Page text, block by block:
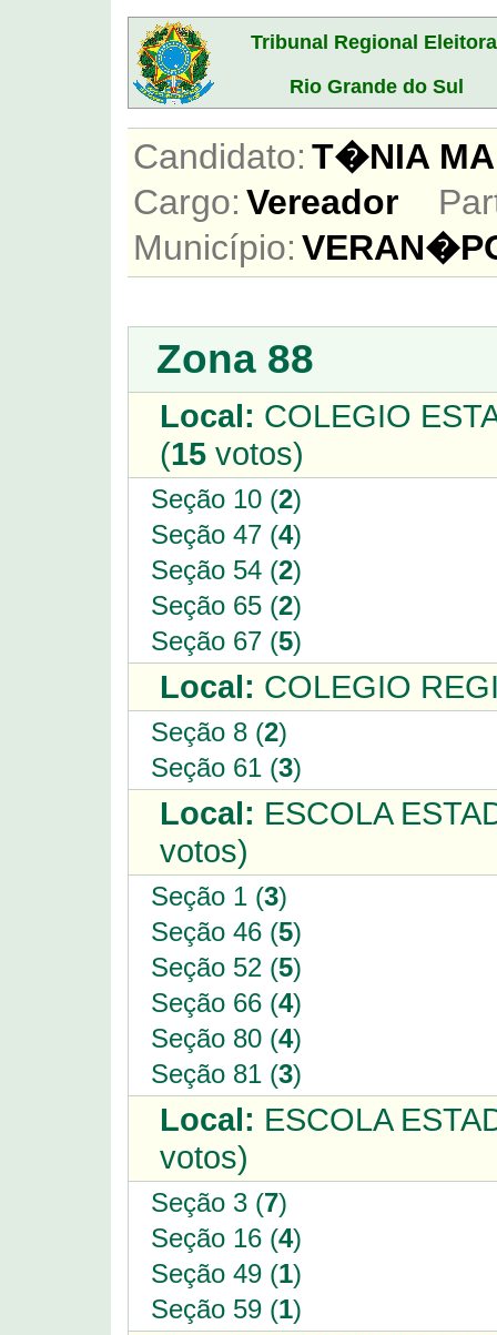
Tribunal Regional
Rio Grande do Sul
Candidato: T�NIA
Cargo: Vereador
Município:
Zona 88
Local: COLEGIO
(15 votos)
Seção 10 (2)
Seção 47 (4)
Seção 54 (2)
Seção 65 (2)
Seção 67 (5)
Local: COLEGIO
Seção 8 (2)
Seção 61 (3)
Local: ESCOLA
votos)
Seção 1 (3)
Seção 46 (5)
Seção 52 (5)
Seção 66 (4)
Seção 80 (4)
Seção 81 (3)
Local: ESCOLA
votos)
Seção 3 (7)
Seção 16 (4)
Seção 49 (1)
Seção 59 (1)